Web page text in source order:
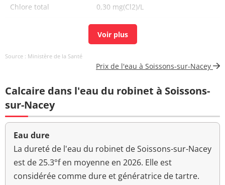
Chlore total 0,30 mg(Cl2)/L
0,94 mg(C)/L
changement
Bactéries coliformes
Bact. aér. revivifiables
à 22°-68h
Bact. aér. revivifiables
à 36°-44h
Source : Ministère de la Santé
Prix de l'eau à Soissons-sur-Nacey
Calcaire dans l'eau du robinet à Soissons-
sur-Nacey
Eau dure
La dureté de l'eau du robinet de Soissons-sur-Nacey
est de 25.3°f en moyenne en 2026. Elle est
considérée comme dure et génératrice de tartre.